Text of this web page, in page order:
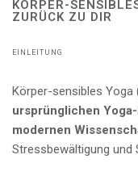
KÖRPER-
ZURÜCK ZU DIR
EINLEITUNG
Körper-sensibles Yoga
ursprünglichen
modernen
Stressbewältigung und